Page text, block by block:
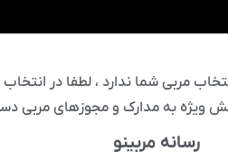
مربی شما ندارد ، لطفا در
ویژه به مدارک و مجوزهای مربی
رسانه مربینو